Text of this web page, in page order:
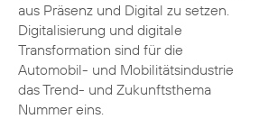
aus Präsenz und Digital zu setzen.
Digitalisierung und digitale
Transformation sind für die
Automobil- und Mobilitätsindustrie
das Trend- und Zukunftsthema
Nummer eins.